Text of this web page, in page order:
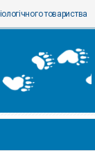
товариства